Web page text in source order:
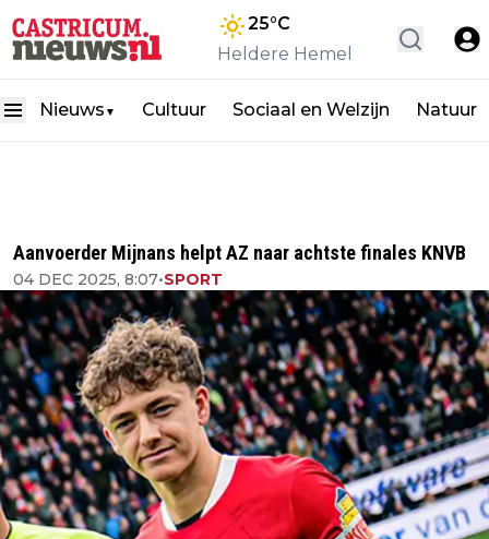
25°C
Heldere Hemel
Nieuws ▼ Cultuur Sociaal en Welzijn Natuur
Aanvoerder Mijnans helpt AZ naar achtste finales KNVB
04 DEC 2025, 8:07•SPORT